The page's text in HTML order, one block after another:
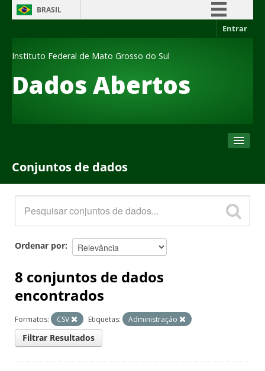
BRASIL
Acesso à informação
Canais
Entrar
Dados Abertos
Instituto Federal de Mato Grosso do Sul
Conjuntos de dados
Organizações
Sobre
Conjuntos de dados
Ordenar por
8 conjuntos de dados
encontrados
Formatos: CSV Etiquetas: Administração
Filtrar Resultados